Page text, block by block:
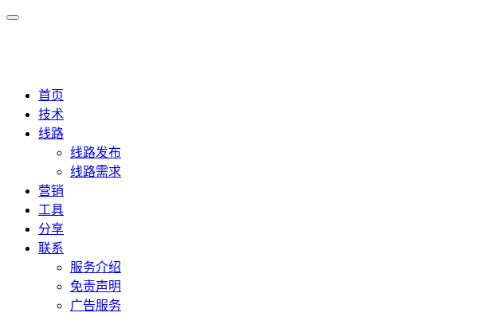
首页
技术
线路
线路发布
线路需求
营销
工具
分享
联系
服务介绍
免责声明
广告服务